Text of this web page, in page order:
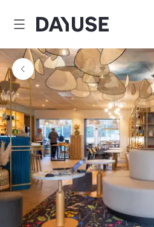
Dayuse